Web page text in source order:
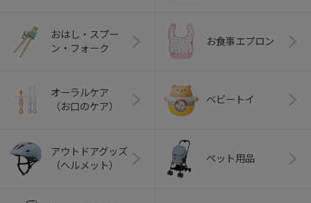
おはし・スプー
ン・フォーク
お食事エプロン
オーラルケア
（お口のケア）
ベビートイ
アウトドアグッズ
（ヘルメット）
ペット用品